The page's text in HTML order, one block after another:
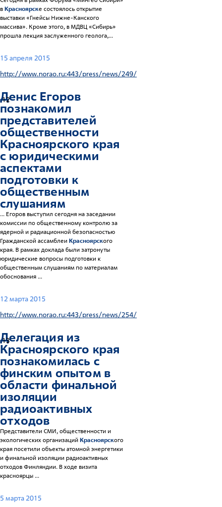
вКрасноярске состоялось открытие
выставки «Гнейсы Нижне-Канского
массива». Кроме этого, в МДВЦ «Сибирь»
прошла лекция заслуженного геолога,...
15 апреля 2015
http://www.norao.ru:443/press/news/249/
12
Денис Егоров
познакомил
представителей
общественности
Красноярского края
с юридическими
аспектами
подготовки к
общественным
слушаниям
... Егоров выступил сегодня на заседании
комиссии по общественному контролю за
ядерной и радиационной безопасностью
Гражданской ассамблеиКрасноярского
края. В рамках доклада были затронуты
юридические вопросы подготовки к
общественным слушаниям по материалам
обоснования ...
12 марта 2015
http://www.norao.ru:443/press/news/254/
13
Делегация из
Красноярского края
познакомилась с
финским опытом в
области финальной
изоляции
радиоактивных
отходов
Представители СМИ, общественности и
экологических организацийКрасноярского
края посетили объекты атомной энергетики
и финальной изоляции радиоактивных
отходов Финляндии. В ходе визита
красноярцы ...
5 марта 2015